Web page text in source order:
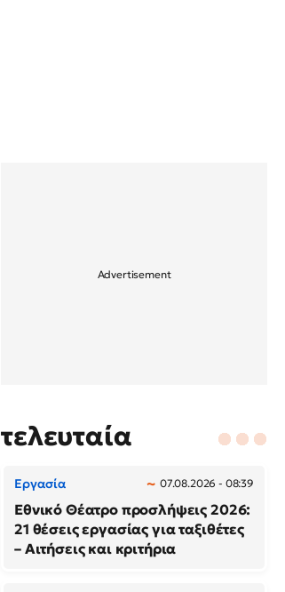
τελευταία
Εργασία 07.08.2026 - 08:39
Εθνικό Θέατρο προσλήψεις 2026:
21 θέσεις εργασίας για ταξιθέτες
– Αιτήσεις και κριτήρια